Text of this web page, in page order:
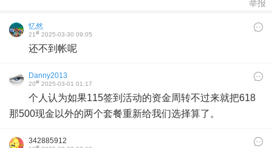
举报
忆然
21# 2025-03-30 09:05
还不到帐呢
Danny2013
20# 2025-03-01 01:17
个人认为如果115签到活动的资金周转不过来就把618
那500现金以外的两个套餐重新给我们选择算了。
342885912